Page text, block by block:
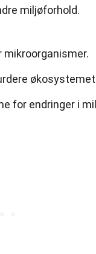
miljøforhold.
mikroorganismer.
for endringer i